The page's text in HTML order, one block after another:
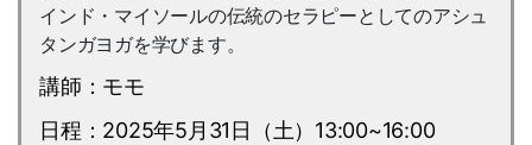
インド・マイソールの伝統のセラピーとしてのアシュ
タンガヨガを学びます。
講師：モモ
日程：2025年5月31日（土）13:00~16:00